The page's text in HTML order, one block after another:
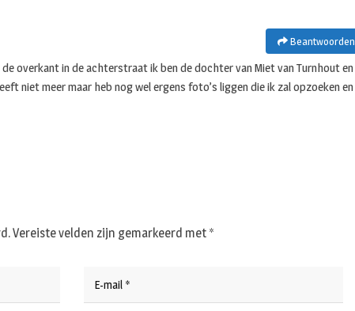
Beantwoorden
overkant in de achterstraat ik ben de dochter van Miet van Turnhout en
niet meer maar heb nog wel ergens foto’s liggen die ik zal opzoeken en
Vereiste velden zijn gemarkeerd met *